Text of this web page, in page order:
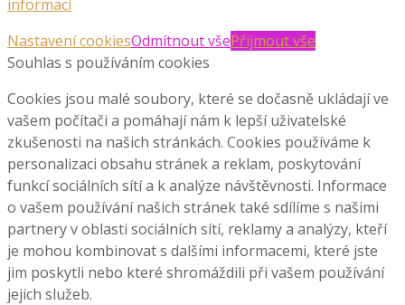
informací
Nastavení cookiesOdmítnout všePřijmout vše
Souhlas s používáním cookies
Cookies jsou malé soubory, které se dočasně ukládají ve
vašem počítači a pomáhají nám k lepší uživatelské
zkušenosti na našich stránkách. Cookies používáme k
personalizaci obsahu stránek a reklam, poskytování
funkcí sociálních sítí a k analýze návštěvnosti. Informace
o vašem používání našich stránek také sdílíme s našimi
partnery v oblasti sociálních sítí, reklamy a analýzy, kteří
je mohou kombinovat s dalšími informacemi, které jste
jim poskytli nebo které shromáždili při vašem používání
jejich služeb.